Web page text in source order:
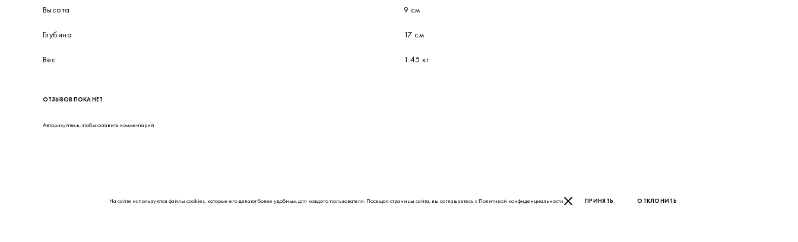
Высота 9 см
Глубина 17 см
Вес 1.45 кг
ОТЗЫВОВ ПОКА НЕТ
Авторизуйтесь, чтобы оставить комментарий
На сайте используются файлы cookies, которые его делают более удобным для каждого пользователя. Посещая страницы сайта, вы соглашаетесь с Политикой конфиденциальности ПРИНЯТЬ ОТКЛОНИТЬ